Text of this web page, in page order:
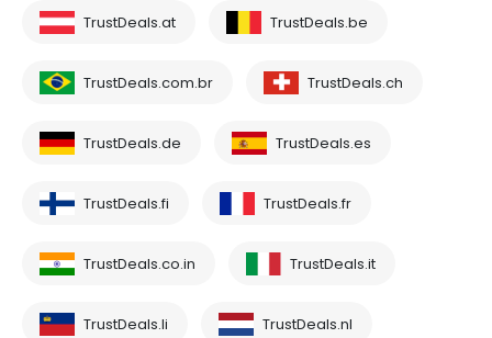
TrustDeals.at TrustDeals.be
TrustDeals.com.br TrustDeals.ch
TrustDeals.de TrustDeals.es
TrustDeals.fi TrustDeals.fr
TrustDeals.co.in TrustDeals.it
TrustDeals.li TrustDeals.nl